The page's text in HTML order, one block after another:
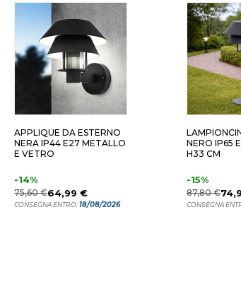
APPLIQUE DA ESTERNO
NERA IP44 E27 METALLO
E VETRO
-14%
75,60 €64,99 €
CONSEGNA ENTRO:18/08/2026
NERO IP65
H33 CM
-15%
87,80 €
CONSEGNA